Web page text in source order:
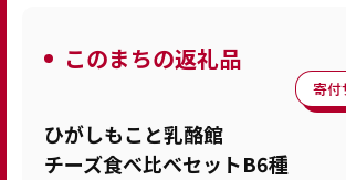
このまちの返礼品
ひがしもこと乳酪館
チーズ食べ比べセットB6種